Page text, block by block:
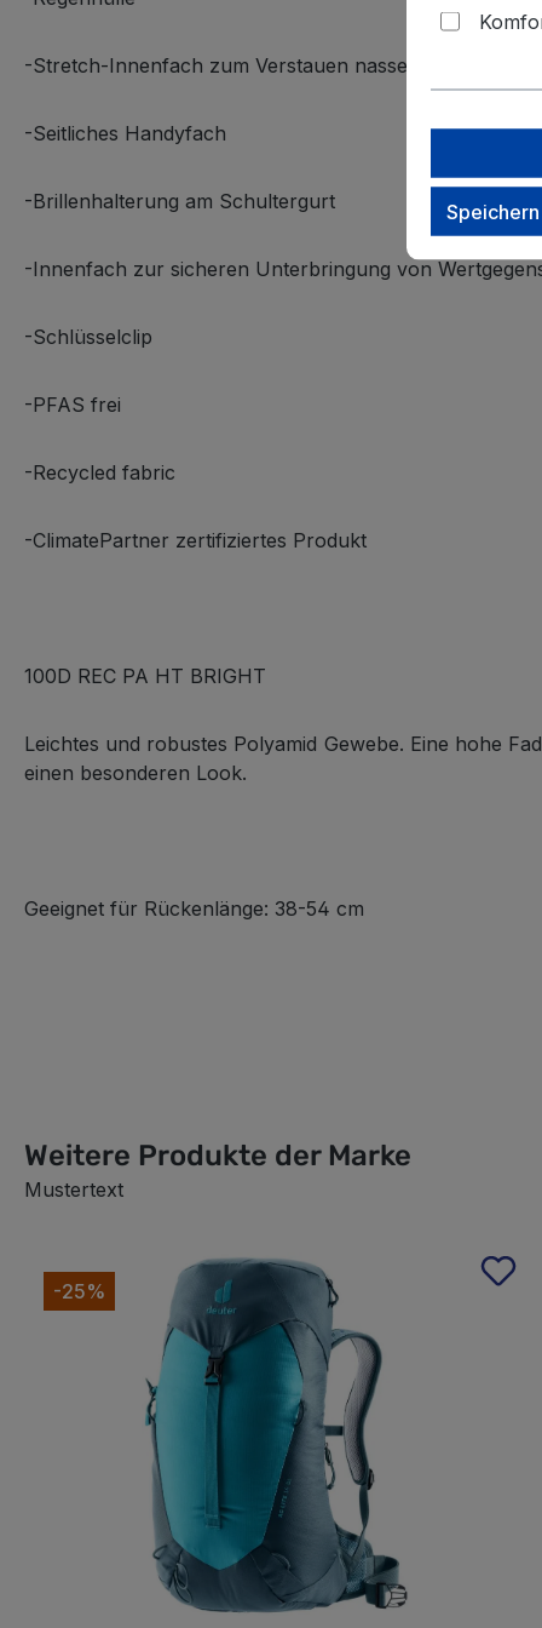
-Stretch-Innenfach zum Verstauen nasser Kleidung
-Seitliches Handyfach
-Brillenhalterung am Schultergurt
-Innenfach zur sicheren Unterbringung von
-Schlüsselclip
-PFAS frei
-Recycled fabric
-ClimatePartner zertifiziertes Produkt
100D REC PA HT BRIGHT
Leichtes und robustes Polyamid Gewebe. Eine hohe
einen besonderen Look.
Geeignet für Rückenlänge: 38-54 cm
Weitere Produkte der Marke
Mustertext
Produktgalerie überspringen
-25%
Speichern